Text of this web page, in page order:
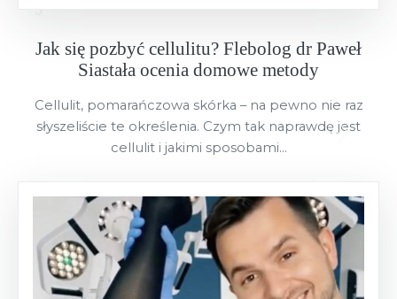
Jak się pozbyć cellulitu? Flebolog dr Paweł
Siastała ocenia domowe metody
Cellulit, pomarańczowa skórka – na pewno nie raz
słyszeliście te określenia. Czym tak naprawdę jest
cellulit i jakimi sposobami...